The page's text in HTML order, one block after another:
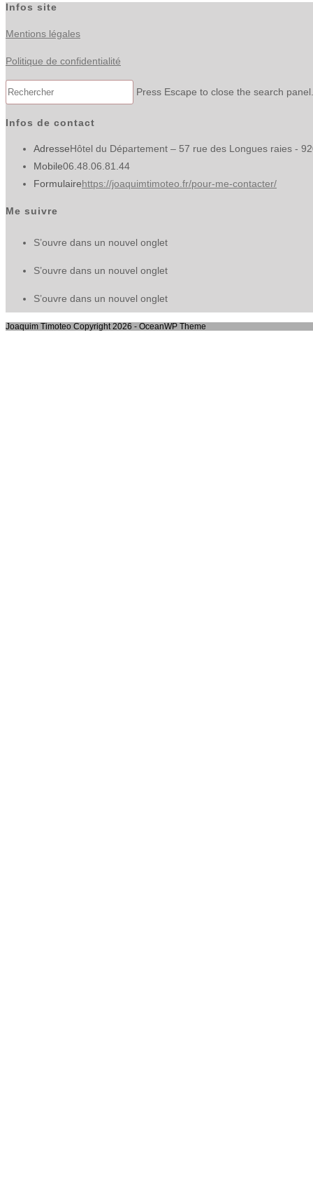
Infos site
Mentions légales
Politique de confidentialité
Press Escape to close the search panel.
Infos de contact
AdresseHôtel du Département – 57 rue des Longues raies -
Mobile06.48.06.81.44
Formulairehttps://joaquimtimoteo.fr/pour-me-contacter/
Me suivre
S’ouvre dans un nouvel onglet
S’ouvre dans un nouvel onglet
S’ouvre dans un nouvel onglet
Joaquim Timoteo Copyright 2026 - OceanWP Theme